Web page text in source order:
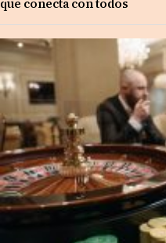
que conecta con todos